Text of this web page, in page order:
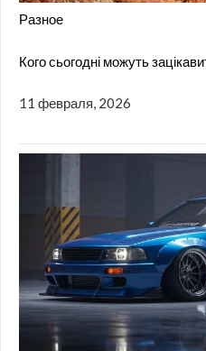
Разное
Кого сьогодні можуть
11 февраля, 2026